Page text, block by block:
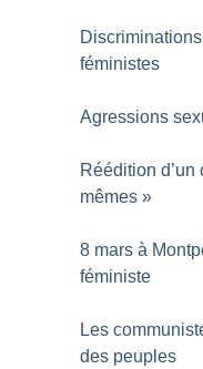
féministes
Agressions
Réédition d’un
mêmes »
8 mars à
féministe
Les
des peuples